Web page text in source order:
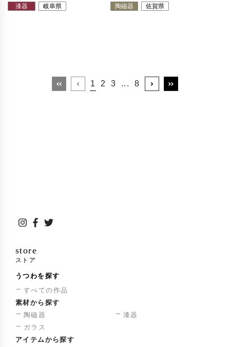
漆器 岐阜県 陶磁器 佐賀県
1 2 3 ... 8
store
ストア
うつわを探す
すべての作品
素材から探す
陶磁器
漆器
ガラス
アイテムから探す